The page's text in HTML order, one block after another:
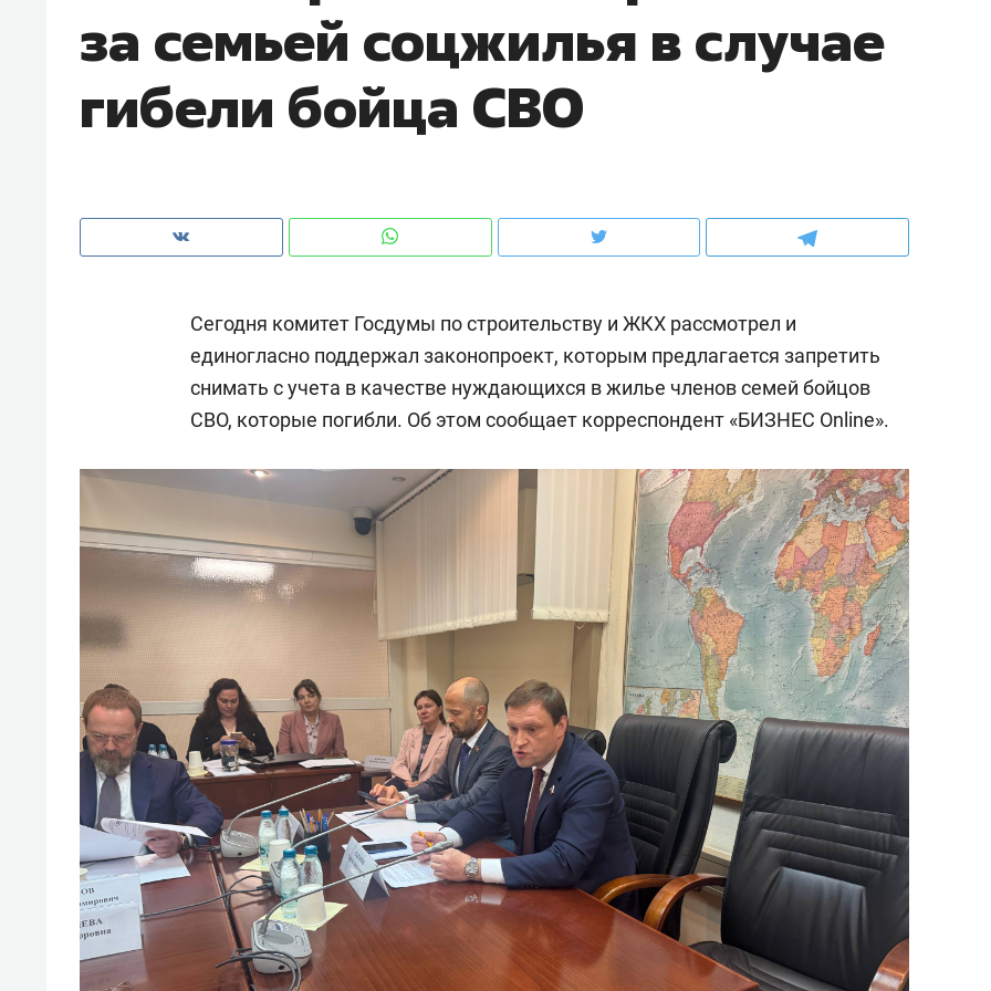
за семьей соцжилья в случае
гибели бойца СВО
Сегодня комитет Госдумы по строительству и ЖКХ рассмотрел и
единогласно поддержал законопроект, которым предлагается запретить
снимать с учета в качестве нуждающихся в жилье членов семей бойцов
СВО, которые погибли. Об этом сообщает корреспондент «БИЗНЕС Online».
рынки, почему надо знать аксакалов и
чем интересен Оман?
клиентах и чудных запросах мастеров
налогах и развитии без
Падел, фитнес, танцы и даже
стал Меккой для любителей
Рекомендуем
Психотерапевт «Фороса»:
когда человек не считает
свою сверхнагрузку
Рекомендуем
с мебелью за 2
для меня это